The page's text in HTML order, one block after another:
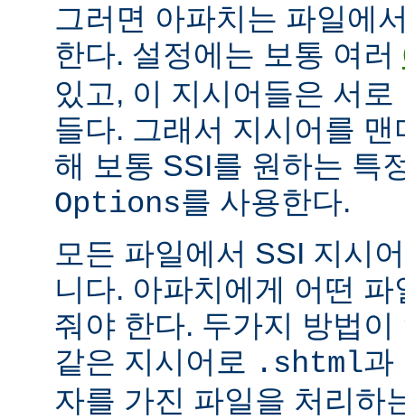
그러면 아파치는 파일에
한다. 설정에는 보통 여러
있고, 이 지시어들은 서
들다. 그래서 지시어를
해 보통 SSI를 원하는 특
Options를 사용한다.
모든 파일에서 SSI 지시
니다. 아파치에게 어떤
줘야 한다. 두가지 방법
같은 지시어로 .shtml과
자를 가진 파일을 처리하